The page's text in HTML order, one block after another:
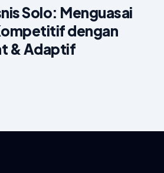
Solo: Menguasai
dengan
& Adaptif